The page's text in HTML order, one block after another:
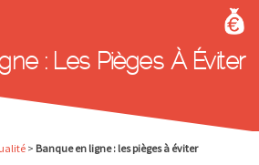
: Les Pièges À Éviter
> Banque en ligne : les pièges à éviter